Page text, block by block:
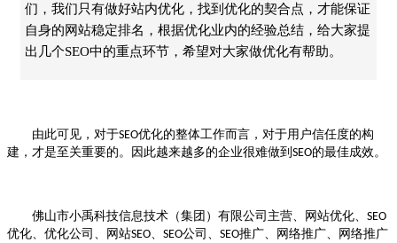
们，我们只有做好站内优化，找到优化的契合点，才能保证
自身的网站稳定排名，根据优化业内的经验总结，给大家提
出几个SEO中的重点环节，希望对大家做优化有帮助。
由此可见，对于SEO优化的整体工作而言，对于用户信任度的构
建，才是至关重要的。因此越来越多的企业很难做到 SEO的最佳成效。
佛山市小禹科技信息技术（集团）有限公司主营、网站优化、 SEO
优化、优化公司、网站SEO SEO公司、 SEO推广、网络推广、网络推广